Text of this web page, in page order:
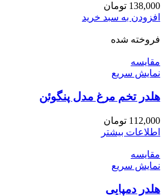
138,000 تومان
افزودن به سبد خرید
فروخته شده
مقايسه
نمایش سریع
هلدر تخم مرغ مدل پنگوئن
112,000 تومان
اطلاعات بیشتر
مقايسه
نمایش سریع
هلدر دمپایی